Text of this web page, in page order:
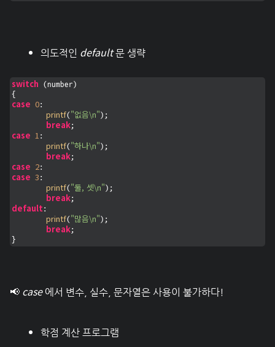
의도적인 default 문 생략
switch (number)
case 0:
printf( "없음\n" );
break
case 1 :
printf( "하나\n" );
break
case 2
case 3 :
printf( "둘, 셋\n" );
break
default :
printf( "많음\n" );
break;
}
📢 case에서 변수, 실수, 문자열은 사용이 불가하다!
학점 계산 프로그램